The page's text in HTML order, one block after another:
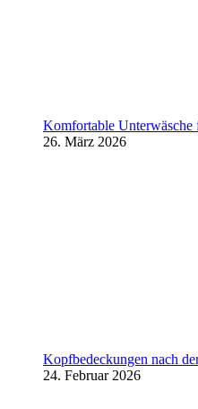
Komfortable Unterwäsche
26. März 2026
Kopfbedeckungen nach
24. Februar 2026